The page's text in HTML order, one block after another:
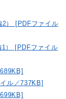
2） [PDFファイル
1） [PDFファイル
ル／737KB]